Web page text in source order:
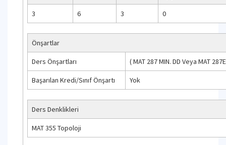
3 6 3 0
Önşartlar
Ders Önşartları (MAT 287MIN. DD Veya MAT 287E
Başarılan Kredi/Sınıf Önşartı Yok
Ders Denklikleri
MAT 355 Topoloji